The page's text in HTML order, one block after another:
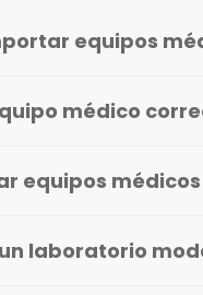
equipos
médico
equipos
laboratorio